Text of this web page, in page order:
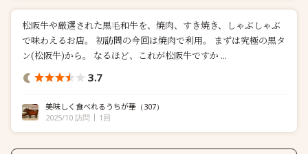
松阪牛や厳選された黒毛和牛を、焼肉、すき焼き、しゃぶしゃぶ
で味わえるお店。 初訪問の今回は焼肉で利用。 まずは究極の黒タ
ン(松阪牛)から。 なるほど、これが松阪牛ですか ...
3.7
美味しく食べれるうちが華 （307）
2025/10 訪問
1回